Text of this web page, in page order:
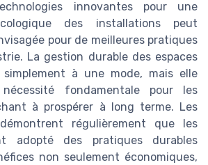
innovantes pour une
des installations peut
pour de meilleures pratiques
La gestion durable des espaces
à une mode, mais elle
fondamentale pour les
à prospérer à long terme. Les
régulièrement que les
adopté des pratiques durables
non seulement économiques,